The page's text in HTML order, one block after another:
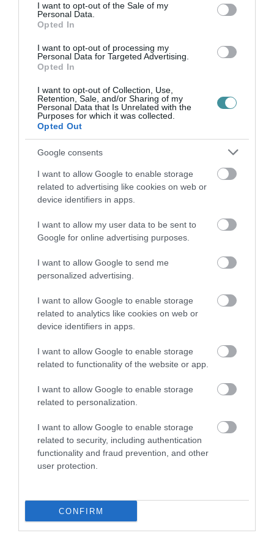
I want to opt-out of the Sale of my
Personal Data.
Opted In
I want to opt-out of processing my
Personal Data for Targeted Advertising.
Opted In
I want to opt-out of Collection, Use,
Retention, Sale, and/or Sharing of my
Personal Data that Is Unrelated with the
Purposes for which it was collected.
Opted Out
Google consents
I want to allow Google to enable storage
related to advertising like cookies on web or
device identifiers in apps.
I want to allow my user data to be sent to
Google for online advertising purposes.
I want to allow Google to send me
personalized advertising.
I want to allow Google to enable storage
related to analytics like cookies on web or
device identifiers in apps.
I want to allow Google to enable storage
related to functionality of the website or app.
I want to allow Google to enable storage
related to personalization.
I want to allow Google to enable storage
related to security, including authentication
functionality and fraud prevention, and other
user protection.
CONFIRM
Legfrissebb híreink
TELJESEN ÚJRAINDUL A P...
2026. augusztus 07|Mindenki ügye
TANULJ NÉMETÜL OTTHONRÓL: A
DIGITÁLIS TANULÁS ELŐNYEI
2026. augusztus 07|Promóció
ÚJRAINDULNAK A KORÁBBAN
LEÁLLÍTOTT SZOLGÁLTATÁSOK AZ EGRI...
Eger ügye
TÍZ ÉVE NEM VOLT ILYEN ALACSONY AZ
2026. augusztus 07|Mindenki ügye
MINDHÁROM ÜTEMBEN DOLGOZNAK A 25-
ÖS FŐÚTON EGERBEN
2026. augusztus 07|Eger ügye